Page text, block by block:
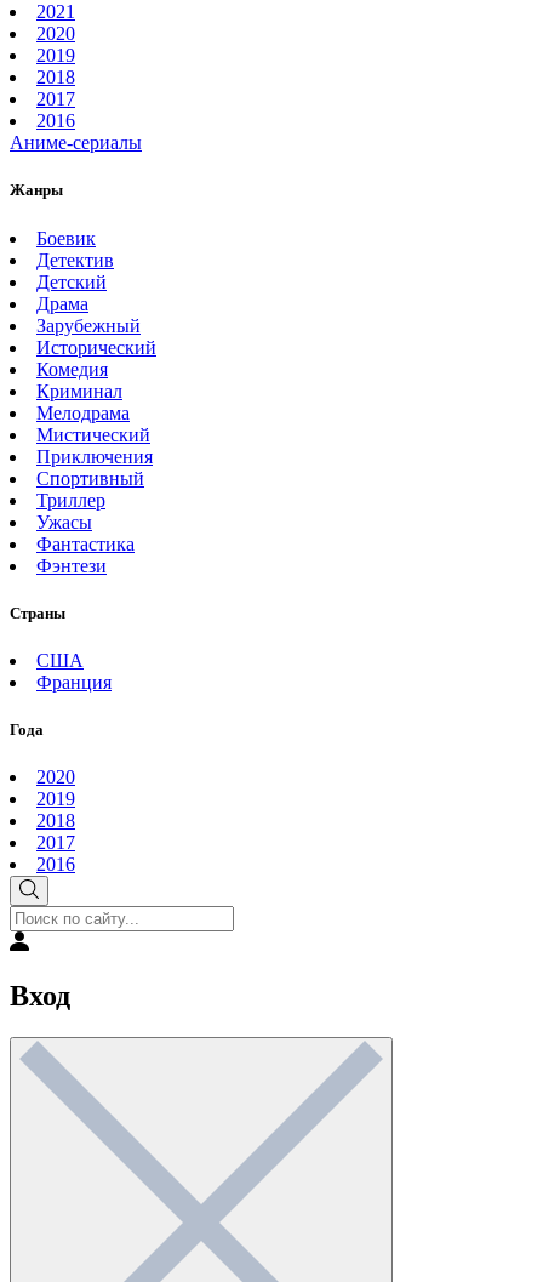
2021
2020
2019
2018
2017
2016
Аниме-сериалы
Жанры
Боевик
Детектив
Детский
Драма
Зарубежный
Исторический
Комедия
Криминал
Мелодрама
Мистический
Приключения
Спортивный
Триллер
Ужасы
Фантастика
Фэнтези
Страны
США
Франция
Года
2020
2019
2018
2017
2016
Вход